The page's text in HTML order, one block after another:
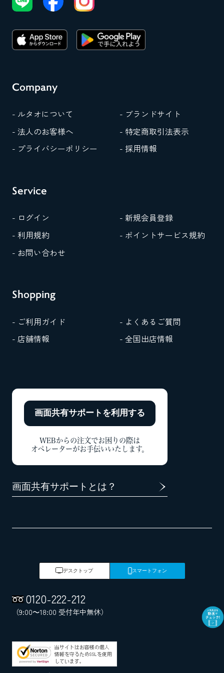
Company
- ルタオについて
- ブランドサイト
- 法人のお客様へ
- 特定商取引法表示
- プライバシーポリシー
- 採用情報
Service
- ログイン
- 新規会員登録
- 利用規約
- ポイントサービス規約
- お問い合わせ
Shopping
- ご利用ガイド
- よくあるご質問
- 店舗情報
- 全国出店情報
画面共有サポートを利用する
WEBからの注文でお困りの際は
オペレーターがお手伝いいたします。
画面共有サポートとは？
デスクトップ スマートフォン
0120-222-212
（9:00～18:00 受付年中無休）